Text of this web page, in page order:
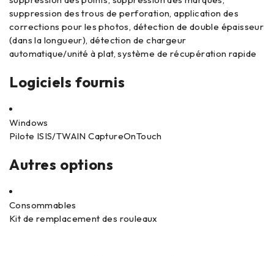
suppression des trous de perforation, application des
corrections pour les photos, détection de double épaisseur
(dans la longueur), détection de chargeur
automatique/unité à plat, système de récupération rapide
Logiciels fournis
Windows
Pilote ISIS/TWAIN CaptureOnTouch
Autres options
Consommables
Kit de remplacement des rouleaux